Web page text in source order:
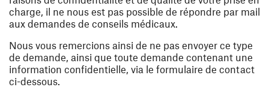
charge, il ne nous est pas possible de répondre par mail
aux demandes de conseils médicaux.
Nous vous remercions ainsi de ne pas envoyer ce type
de demande, ainsi que toute demande contenant une
information confidentielle, via le formulaire de contact
ci-dessous.